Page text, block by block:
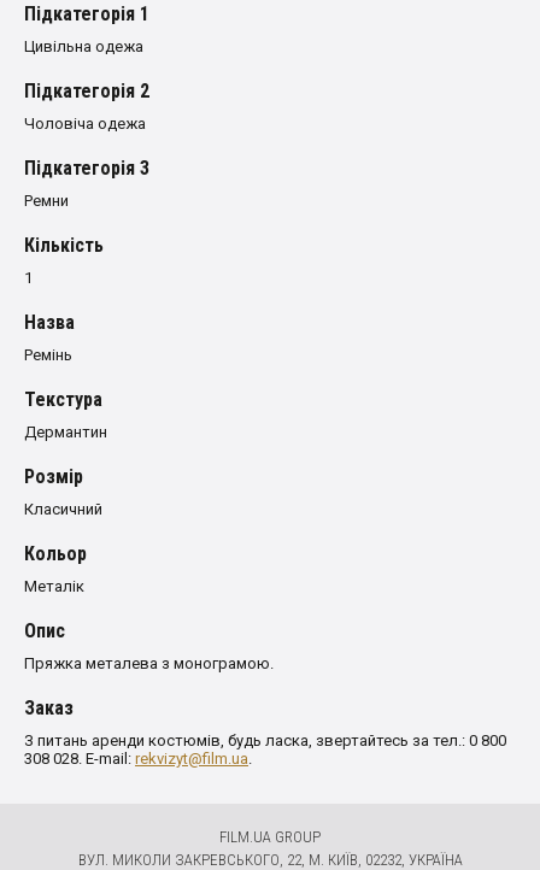
Пiдкатегорiя 1
Цивільна одежа
Пiдкатегорiя 2
Чоловіча одежа
Пiдкатегорiя 3
Ремни
Кількість
1
Назва
Ремінь
Текстура
Дермантин
Розмiр
Класичний
Кольор
Металік
Опис
Пряжка металева з монограмою.
Заказ
З питань аренди костюмів, будь ласка, звертайтесь за тел.: 0 800
308 028. E-mail: rekvizyt@film.ua
FILM.UA GROUP
ВУЛ. МИКОЛИ ЗАКРЕВСЬКОГО, 22, М. КИЇВ, 02232, УКРАЇНА